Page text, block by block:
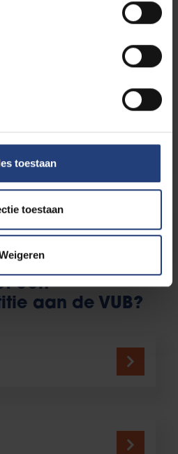
toestaan
toestaan
een
aan de VUB?